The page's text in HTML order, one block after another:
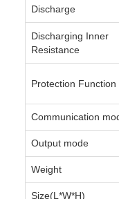
Discharge
Discharging Inner
Resistance
Protection Function
Communication
Output mode
Weight
Size(L*W*H)